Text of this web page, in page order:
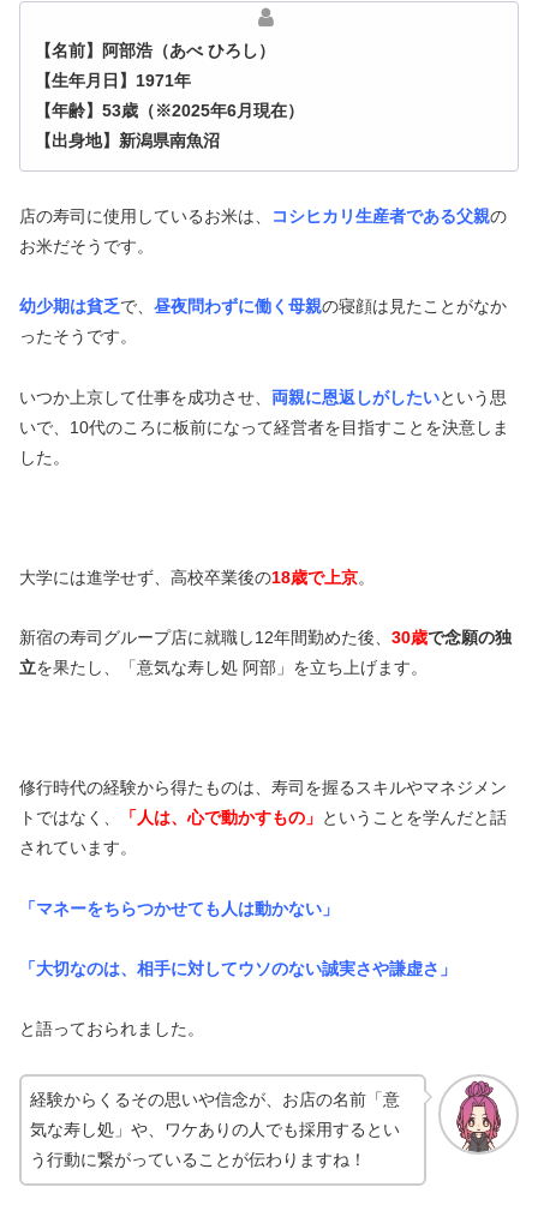
【名前】阿部浩（あべ ひろし）
【生年月日】1971年
【年齢】53歳（※2025年6月現在）
【出身地】新潟県南魚沼
店の寿司に使用しているお米は、 コシヒカリ生産者である父親の
お米だそうです。
幼少期は貧乏で、 昼夜問わずに働く母親の寝顔は見たことがなか
ったそうです。
いつか上京して仕事を成功させ、 両親に恩返しがしたいという思
いで、10代のころに板前になって経営者を目指すことを決意しま
した。
大学には進学せず、高校卒業後の18歳で上京。
新宿の寿司グループ店に就職し12年間勤めた後、 30歳で念願の独
立を果たし、「意気な寿し処 阿部」を立ち上げます。
修行時代の経験から得たものは、寿司を握るスキルやマネジメン
トではなく、
「人は、心で動かすもの」 ということを学んだと話
されています。
「マネーをちらつかせても人は動かない」
「大切なのは、相手に対してウソのない誠実さや謙虚さ」
と語っておられました。
経験からくるその思いや信念が、お店の名前「意
気な寿し処」や、ワケありの人でも採用するとい
う行動に繋がっていることが伝わりますね！